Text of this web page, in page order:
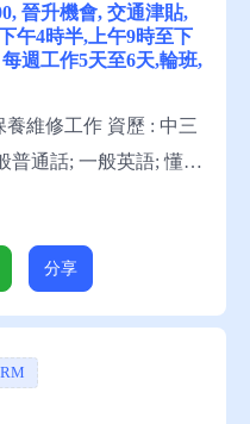
晉升機會, 交通津貼,
午4時半,上午9時至下
週工作5天至6天,輪班,
維修工作 資歷 : 中三
普通話; 一般英語; 懂讀
、電牌、油漆、木
10天, 生日假1天, 醫療
分享